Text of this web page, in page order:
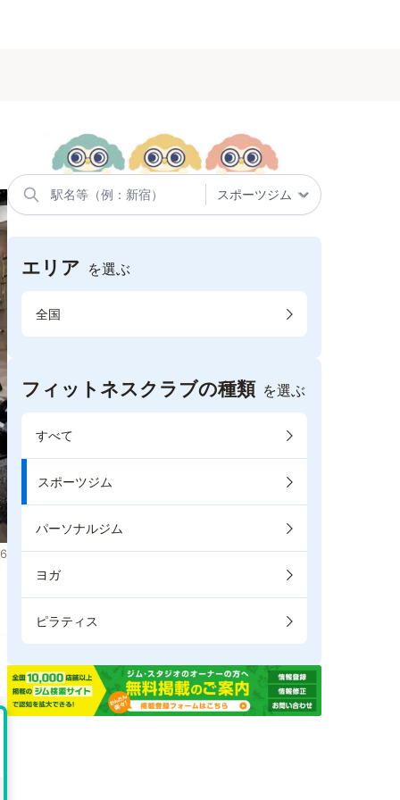
エリア を選ぶ
全国
フィットネスクラブの種類 を選ぶ
すべて
スポーツジム
パーソナルジム
ヨガ
ピラティス